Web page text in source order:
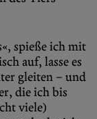
spieße ich mit
auf, lasse es
gleiten – und
die ich bis
viele)